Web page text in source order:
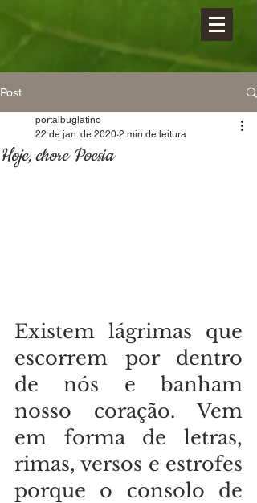
Post
Hoje, chore Poesia
portalbuglatino
22 de jan. de 2020 2 min de leitura
Existem lágrimas que
escorrem por dentro
de nós e banham
nosso coração. Vem
em forma de letras,
rimas, versos e estrofes
porque o consolo de